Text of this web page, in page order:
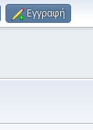
Εγγραφή